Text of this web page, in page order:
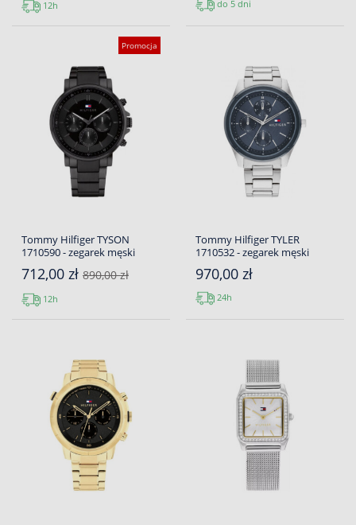
12h do 5 dni
Promocja
Tommy Hilfiger TYSON
1710590 - zegarek męski
712,00 zł 890,00 zł
12h
Tommy Hilfiger TYLER
1710532 - zegarek męski
970,00 zł
24h